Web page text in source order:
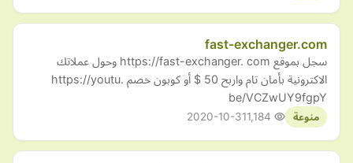
fast-exchanger.com
سجل بموقع https://fast-exchanger. com وحول عملاتك
الاكترونية بأمان تام واربح 50 $ أو كوبون خصم https://youtu.
be/VCZwUY9fgpY
منوعة 2020-10-31